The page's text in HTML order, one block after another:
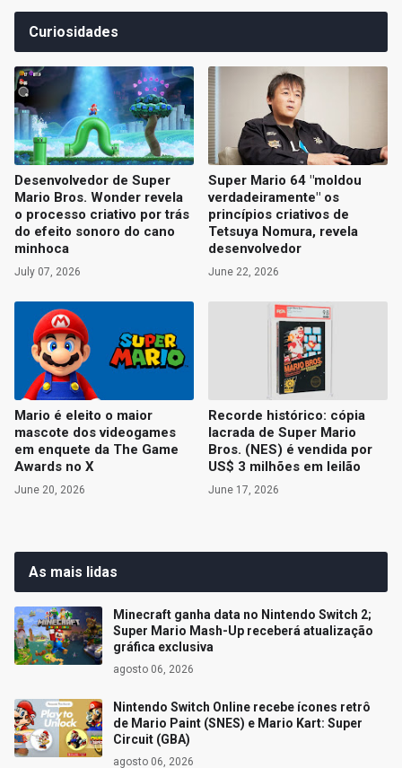
Curiosidades
Desenvolvedor de Super
Mario Bros. Wonder revela
o processo criativo por trás
do efeito sonoro do cano
minhoca
July 07, 2026
Super Mario 64 "moldou
verdadeiramente" os
princípios criativos de
Tetsuya Nomura, revela
desenvolvedor
June 22, 2026
Mario é eleito o maior
mascote dos videogames
em enquete da The Game
Awards no X
June 20, 2026
Recorde histórico: cópia
lacrada de Super Mario
Bros. (NES) é vendida por
US$ 3 milhões em leilão
June 17, 2026
As mais lidas
Minecraft ganha data no Nintendo Switch 2;
Super Mario Mash-Up receberá atualização
gráfica exclusiva
agosto 06, 2026
Nintendo Switch Online recebe ícones retrô
de Mario Paint (SNES) e Mario Kart: Super
Circuit (GBA)
agosto 06, 2026